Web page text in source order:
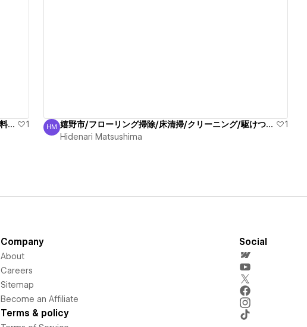
多久市/フローリング掃除/床清掃/クリーニング/通話料無料
1
Hidenari Matsushima
HM 嬉野市/フローリング掃除/床清掃/クリーニング/駆けつけ！
1
Hidenari Matsushima
Company
About
Careers
Sitemap
Become an Affiliate
Terms & policy
Social